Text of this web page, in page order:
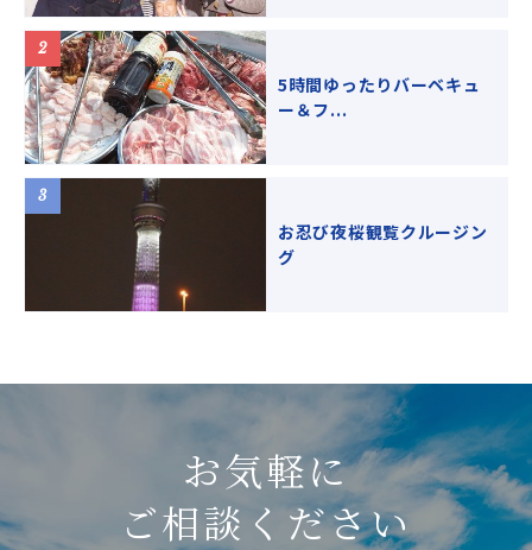
5時間ゆったりバーベキュ
ー＆フ...
お忍び夜桜観覧クルージン
グ
お気軽に
ご相談ください